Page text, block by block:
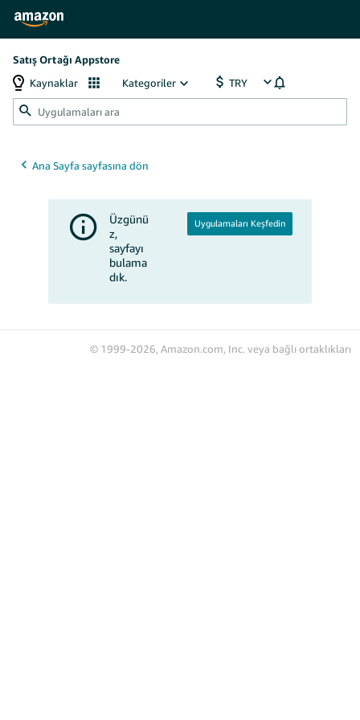
Satış Ortağı Appstore
Kaynaklar
Kategoriler
Uygulamaları Keşfedin
© 1999-2026, Amazon.com, Inc. veya bağlı ortaklıkları